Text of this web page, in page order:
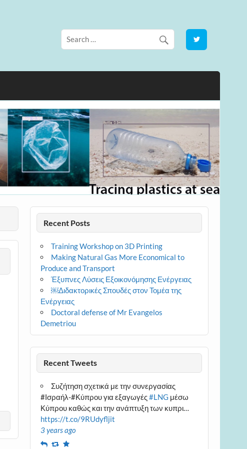
Recent Posts
Training Workshop on 3D Printing
Making Natural Gas More Economical to
Produce and Transport
Έξυπνες Λύσεις Εξοικονόμησης Ενέργειας
￼Διδακτορικές Σπουδές στον Τομέα της
Ενέργειας
Doctoral defense of Mr Evangelos
Demetriou
Recent Tweets
Συζήτηση σχετικά με την συνεργασίας
#Ισραήλ-#Κύπρου για εξαγωγές#LNG μέσω
Κύπρου καθώς και την ανάπτυξη των κυπρι…
https://t.co/9RUdyfljit
3 years ago
ReplyRetweet
Favourite